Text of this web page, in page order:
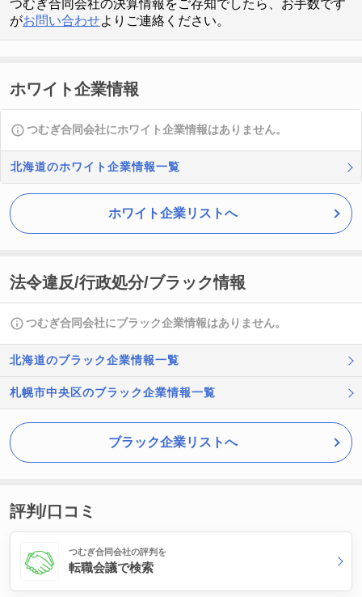
つむぎ合同会社の決算情報をご存知でしたら、お手数です
がお問い合わせよりご連絡ください。
ホワイト企業情報
つむぎ合同会社にホワイト企業情報はありません。
北海道のホワイト企業情報一覧
ホワイト企業リストへ
法令違反/行政処分/ブラック情報
つむぎ合同会社にブラック企業情報はありません。
北海道のブラック企業情報一覧
札幌市中央区のブラック企業情報一覧
ブラック企業リストへ
評判/口コミ
つむぎ合同会社の評判を
転職会議で検索